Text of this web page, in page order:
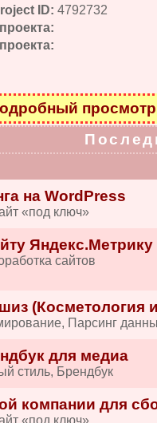
ID: 4792732
просмотр
на WordPress
«под ключ»
Яндекс.Метрику
сайтов
(Косметология
Парсинг
для медиа
стиль, Брендбук
компании для
«под ключ»